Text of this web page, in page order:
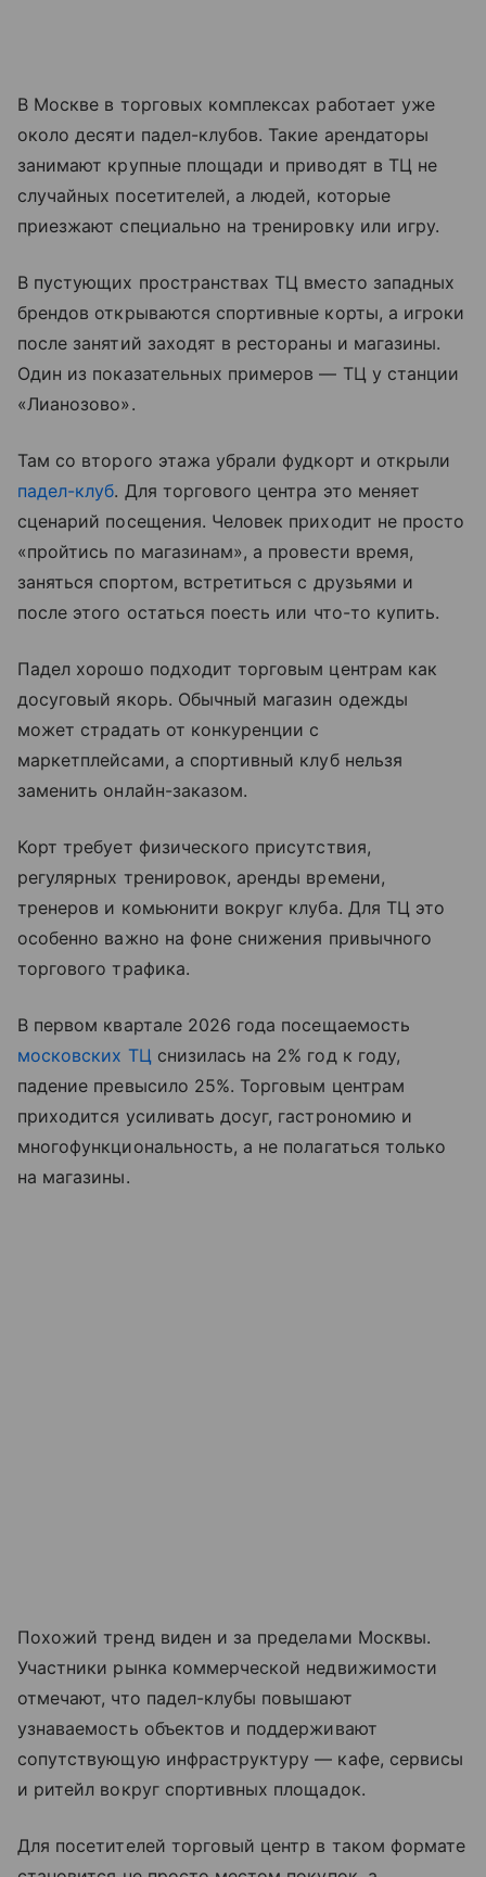
В Москве в торговых комплексах работает уже
около десяти падел-клубов. Такие арендаторы
занимают крупные площади и приводят в ТЦ не
случайных посетителей, а людей, которые
приезжают специально на тренировку или игру.
В пустующих пространствах ТЦ вместо западных
брендов открываются спортивные корты, а игроки
после занятий заходят в рестораны и магазины.
Один из показательных примеров — ТЦ у станции
«Лианозово».
Там со второго этажа убрали фудкорт и открыли
падел-клуб. Для торгового центра это меняет
сценарий посещения. Человек приходит не просто
«пройтись по магазинам», а провести время,
заняться спортом, встретиться с друзьями и
после этого остаться поесть или что-то купить.
Падел хорошо подходит торговым центрам как
досуговый якорь. Обычный магазин одежды
может страдать от конкуренции с
маркетплейсами, а спортивный клуб нельзя
заменить онлайн-заказом.
Корт требует физического присутствия,
регулярных тренировок, аренды времени,
тренеров и комьюнити вокруг клуба. Для ТЦ это
особенно важно на фоне снижения привычного
торгового трафика.
В первом квартале 2026 года посещаемость
московских ТЦ снизилась на 2% год к году,
падение превысило 25%. Торговым центрам
приходится усиливать досуг, гастрономию и
многофункциональность, а не полагаться только
на магазины.
Похожий тренд виден и за пределами Москвы.
Участники рынка коммерческой недвижимости
отмечают, что падел-клубы повышают
узнаваемость объектов и поддерживают
сопутствующую инфраструктуру — кафе, сервисы
и ритейл вокруг спортивных площадок.
Для посетителей торговый центр в таком формате